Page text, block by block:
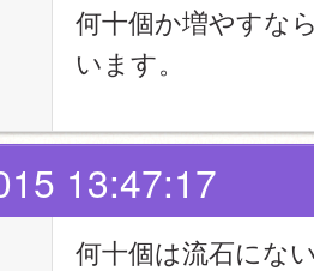
何十個か増やすな
います。
13:47:17
何十個は流石にな